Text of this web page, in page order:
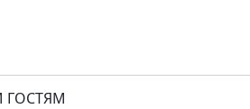
ГОСТЯМ